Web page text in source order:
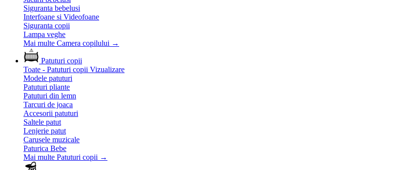
Siguranta bebelusi
Interfoane si Videofoane
Siguranta copii
Lampa veghe
Mai multe Camera copilului →
Patuturi copii
Toate - Patuturi copii Vizualizare
Modele patuturi
Patuturi pliante
Patuturi din lemn
Tarcuri de joaca
Accesorii patuturi
Saltele patut
Lenjerie patut
Carusele muzicale
Paturica Bebe
Mai multe Patuturi copii →